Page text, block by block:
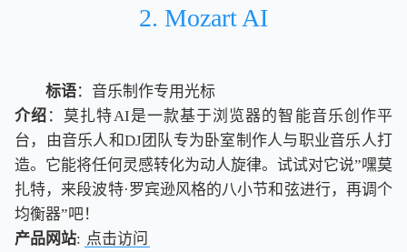
2. Mozart AI
标语：音乐制作专用光标
介绍 ：莫扎特AI是一款基于浏览器的智能音乐创作平
台，由音乐人和DJ团队专为卧室制作人与职业音乐人打
造。它能将任何灵感转化为动人旋律。试试对它说”嘿莫
扎特，来段波特·罗宾逊风格的八小节和弦进行，再调个
均衡器”吧！
产品网站: 点击访问